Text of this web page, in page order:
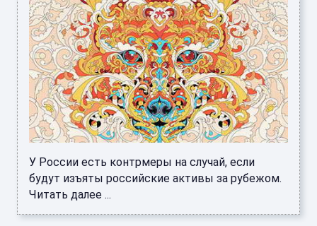
У России есть контрмеры на случай, если
будут изъяты российские активы за рубежом.
Читать далее ...